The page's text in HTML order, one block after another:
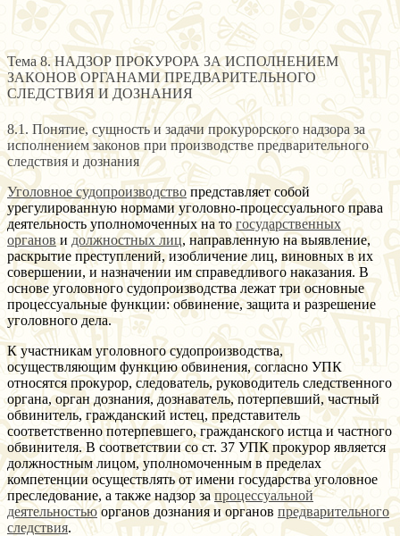
Тема 8. НАДЗОР ПРОКУРОРА ЗА ИСПОЛНЕНИЕМ
ЗАКОНОВ ОРГАНАМИ ПРЕДВАРИТЕЛЬНОГО
СЛЕДСТВИЯ И ДОЗНАНИЯ
8.1. Понятие, сущность и задачи прокурорского надзора за
исполнением законов при производстве предварительного
следствия и дознания
Уголовное судопроизводство представляет собой
урегулированную нормами уголовно-процессуального права
деятельность уполномоченных на то государственных
органови должностных лиц, направленную на выявление,
раскрытие преступлений, изобличение лиц, виновных в их
совершении, и назначении им справедливого наказания. В
основе уголовного судопроизводства лежат три основные
процессуальные функции: обвинение, защита и разрешение
уголовного дела.
К участникам уголовного судопроизводства,
осуществляющим функцию обвинения, согласно УПК
относятся прокурор, следователь, руководитель следственного
органа, орган дознания, дознаватель, потерпевший, частный
обвинитель, гражданский истец, представитель
соответственно потерпевшего, гражданского истца и частного
обвинителя. В соответствии со ст. 37 УПК прокурор является
должностным лицом, уполномоченным в пределах
компетенции осуществлять от имени государства уголовное
преследование, а также надзор запроцессуальной
деятельностьюорганов дознания и органов предварительного
следствия.